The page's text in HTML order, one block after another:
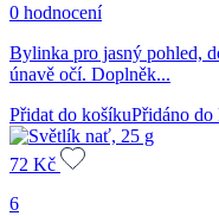
0 hodnocení
Bylinka pro jasný pohled,
únavě očí. Doplněk...
Přidat do košíkuPřidáno do
72 Kč
6